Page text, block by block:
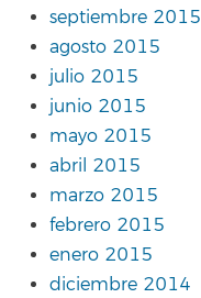
septiembre 2015
agosto 2015
julio 2015
junio 2015
mayo 2015
abril 2015
marzo 2015
febrero 2015
enero 2015
diciembre 2014